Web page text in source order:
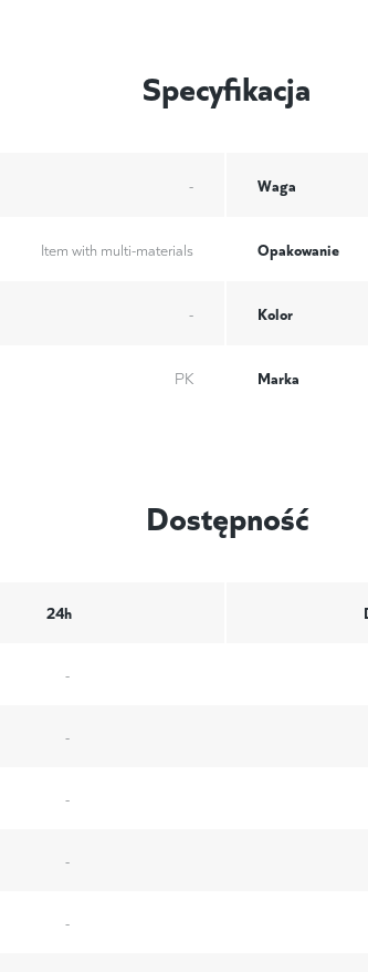
Specyfikacja
- Waga
Item with multi-materials Opakowanie
- Kolor
PK Marka
Dostępność
24h
-
-
-
-
-